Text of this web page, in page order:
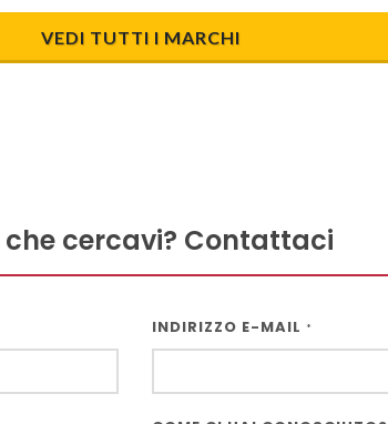
VEDI TUTTI I MARCHI
cercavi? Contattaci
INDIRIZZO E-MAIL *